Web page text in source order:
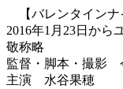
【バレンタインナ
2016年1月23日から
敬称略
監督・脚本・撮影
主演 水谷果穂